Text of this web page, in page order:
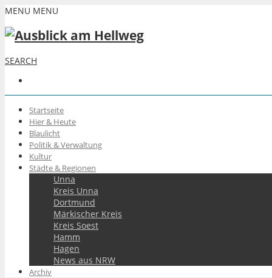
MENU MENU
SEARCH
Startseite
Hier & Heute
Blaulicht
Politik & Verwaltung
Kultur
Städte & Regionen
Unna
Kreis Unna
Dortmund
Märkischer Kreis
Kreis Soest
Hamm
Hagen
News aus NRW
Archiv